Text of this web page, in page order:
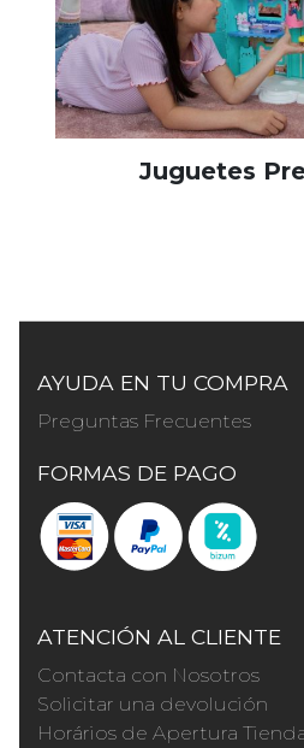
Juguetes
AYUDA EN TU COMPRA
Preguntas Frecuentes
FORMAS DE PAGO
ATENCIÓN AL CLIENTE
Contacta con Nosotros
Solicitar una devolución
Horários de Apertura